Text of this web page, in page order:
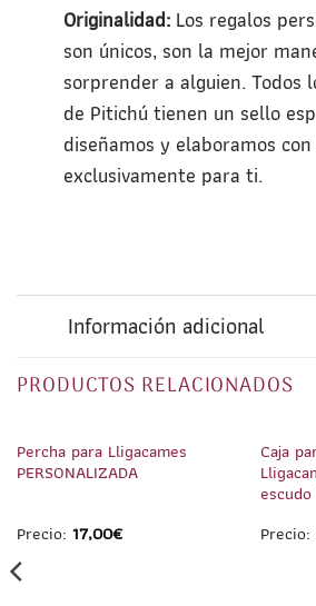
Originalidad:Los regalos
son únicos, son la mejor
sorprender a alguien. Todos
de Pitichú tienen un sello
diseñamos y elaboramos
exclusivamente para ti.
Información adicional
PRODUCTOS RELACIONADOS
Percha para Lligacames
PERSONALIZADA
Precio: 17,00€
Caja
escudo
Precio: